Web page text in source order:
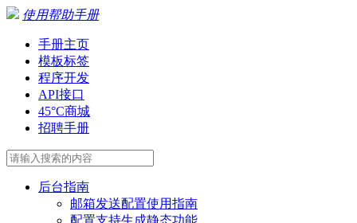
使用帮助手册
手册主页
模板标签
程序开发
API接口
45°C商城
招聘手册
后台指南
邮箱发送配置使用指南
配置支持生成静态功能